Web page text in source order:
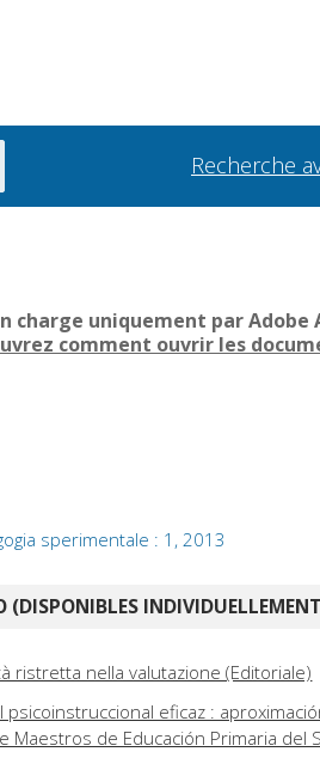
Recherche
charge uniquement par
comment ouvrir les
sperimentale : 1, 2013
(DISPONIBLES
ristretta nella valutazione (Editoriale)
eficaz :
de Educación Primaria del